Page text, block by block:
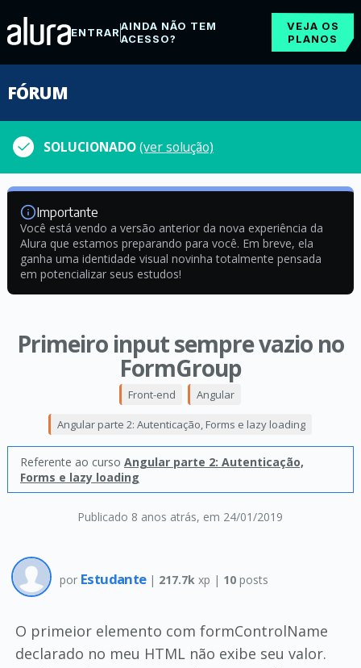
ENTRARAINDA NÃO TEM
ACESSO?
VEJA OS
PLANOS
FÓRUM
SOLUCIONADO(ver solução)
Importante
Você está vendo a versão anterior da nova experiência da
Alura que estamos preparando para você. Em breve, ela
ganha uma identidade visual novinha totalmente pensada
em potencializar seus estudos!
Primeiro input sempre vazio no
FormGroup
Publicado 8 anos atrás, em 24/01/2019
Front-end Angular
Angular parte 2: Autenticação, Forms e lazy loading
Referente ao curso Angular parte 2: Autenticação,
Forms e lazy loading
por Estudante | 217.7k xp | 10posts
O primeior elemento com formControlName
declarado no meu HTML não exibe seu valor.